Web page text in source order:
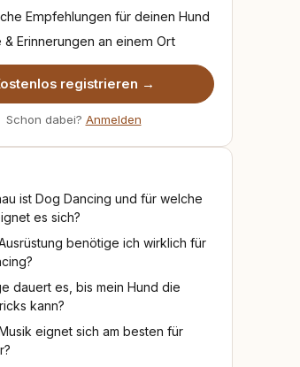
Empfehlungen für deinen Hund
& Erinnerungen an einem Ort
registrieren →
Schon dabei? Anmelden
ist Dog Dancing und für welche
es sich?
benötige ich wirklich für
dauert es, bis mein Hund die
kann?
eignet sich am besten für